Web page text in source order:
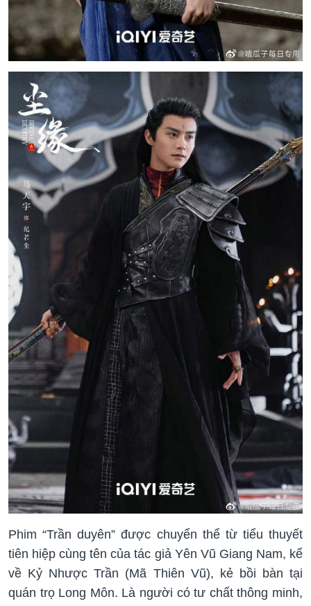
Phim “Trần duyên” được chuyển thể từ tiểu thuyết
tiên hiệp cùng tên của tác giả Yên Vũ Giang Nam, kể
về Kỷ Nhược Trần (Mã Thiên Vũ), kẻ bồi bàn tại
quán trọ Long Môn. Là người có tư chất thông minh,